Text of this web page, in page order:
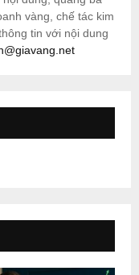
vàng, chế tác kim
tin với nội dung